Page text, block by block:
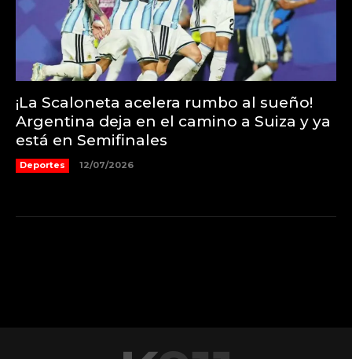
¡La Scaloneta acelera rumbo al sueño!
Argentina deja en el camino a Suiza y ya
está en Semifinales
Deportes 12/07/2026